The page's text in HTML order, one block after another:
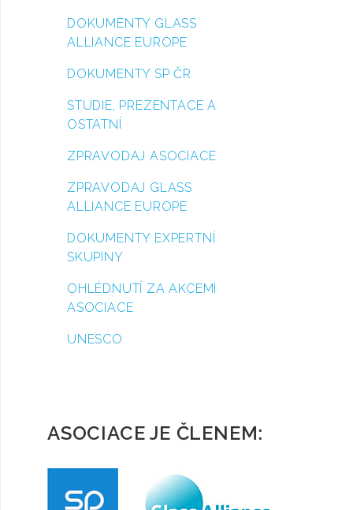
DOKUMENTY GLASS
ALLIANCE EUROPE
DOKUMENTY SP ČR
STUDIE, PREZENTACE A
OSTATNÍ
ZPRAVODAJ ASOCIACE
ZPRAVODAJ GLASS
ALLIANCE EUROPE
DOKUMENTY EXPERTNÍ
SKUPINY
OHLÉDNUTÍ ZA AKCEMI
ASOCIACE
UNESCO
ASOCIACE JE ČLENEM: